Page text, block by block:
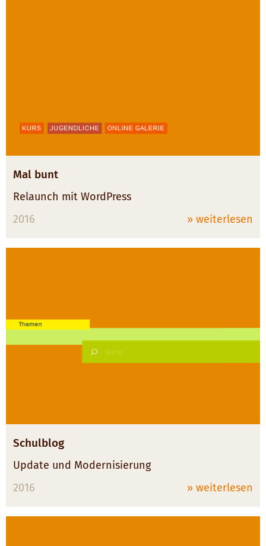
Mal bunt
Relaunch mit WordPress
2016
» weiterlesen
Schulblog
Update und Modernisierung
2016
» weiterlesen